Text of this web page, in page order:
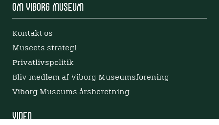
Om Viborg Museum
Kontakt os
Museets strategi
Privatlivspolitik
Bliv medlem af Viborg Museumsforening
Viborg Museums årsberetning
Viden